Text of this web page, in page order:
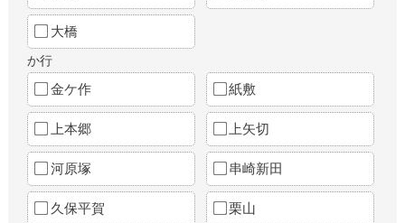
大橋
か行
金ケ作 紙敷
上本郷 上矢切
河原塚 串崎新田
久保平賀 栗山